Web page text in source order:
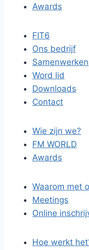
Awards
FIT6
Ons bedrijf
Samenwerken
Word lid
Downloads
Contact
Wie zijn we?
FM WORLD
Awards
Waarom met
Meetings
Online
Hoe werkt